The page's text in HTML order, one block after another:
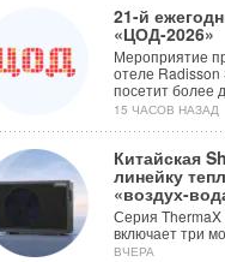
21-й
«ЦОД-2026»
Мероприятие
отеле
посетит более
15 ЧАСОВ НАЗАД
Китайская
линейку
«воздух-
Серия ThermaX
включает три
ВЧЕРА